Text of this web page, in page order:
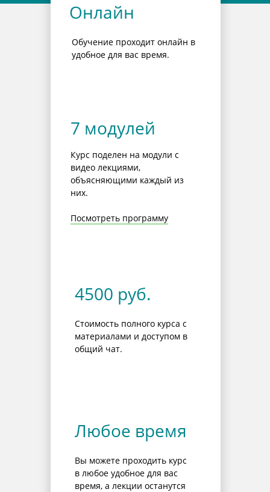
Курс поделен на модули с
видео лекциями,
объясняющими каждый из
них.
Посмотреть программу
7 модулей
4500 руб.
Любое время
Стоимость полного курса с
материалами и доступом в
общий чат.
Вы можете проходить курс
в любое удобное для вас
время, а лекции останутся
Онлайн
Обучение проходит онлайн в
удобное для вас время.